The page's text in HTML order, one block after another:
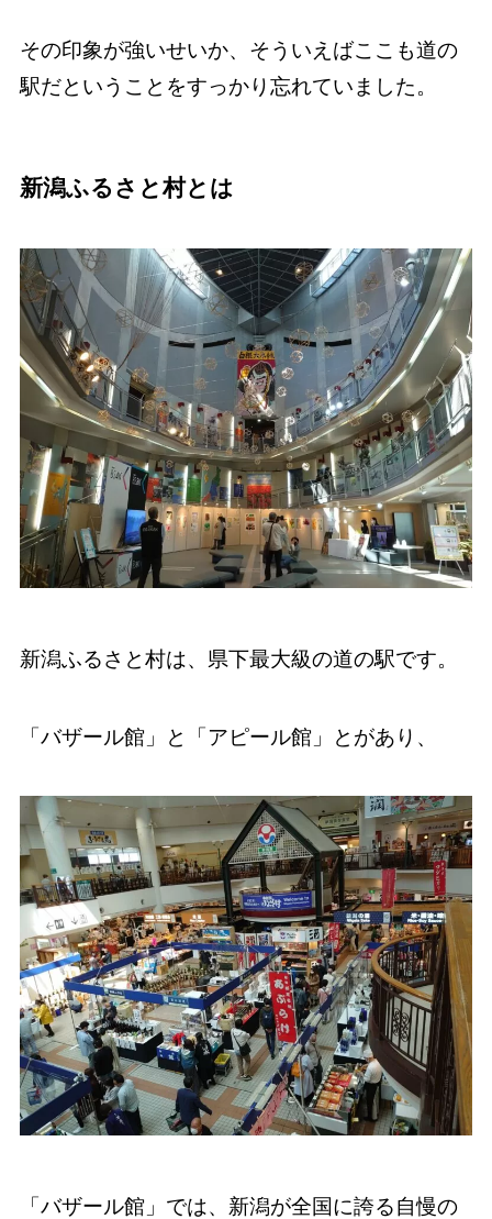
その印象が強いせいか、そういえばここも道の
駅だということをすっかり忘れていました。
新潟ふるさと村とは
新潟ふるさと村は、県下最大級の道の駅です。
「バザール館」と「アピール館」とがあり、
「バザール館」では、新潟が全国に誇る自慢の